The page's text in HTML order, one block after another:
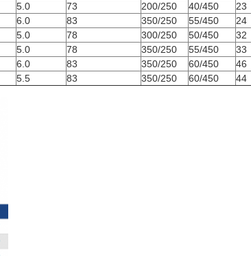
5.0 73 200/250 40/450
23
6.0 83 350/250 55/450
24
5.0 78 300/250 50/450
32
5.0 78 350/250 55/450
33
6.0 83 350/250 60/450
46
5.5 83 350/250 60/450 44